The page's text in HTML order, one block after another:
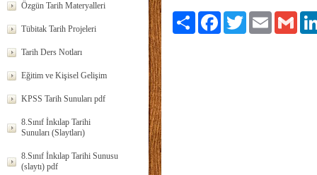
Özgün Tarih Materyalleri
Tübitak Tarih Projeleri
Tarih Ders Notları
Eğitim ve Kişisel Gelişim
KPSS Tarih Sunuları pdf
8.Sınıf İnkılap Tarihi
Sunuları (Slaytları)
8.Sınıf İnkılap Tarihi Sunusu
(slaytı) pdf
Paylaş FacebookTwitter Email Gmail